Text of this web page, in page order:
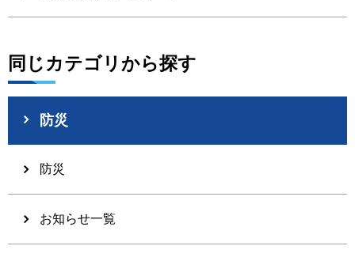
同じカテゴリから探す
防災
防災
お知らせ一覧